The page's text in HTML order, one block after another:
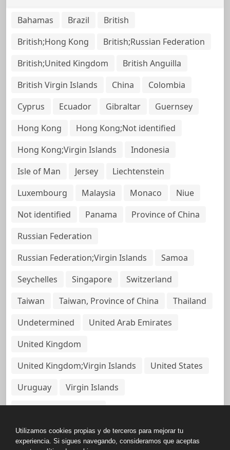
Bahamas Brazil
British
British;Hong Kong
British;Russian Federation
British;United Kingdom
British Anguilla
British Virgin Islands
China
Colombia
Cyprus
Ecuador Gibraltar
Guernsey
Hong Kong
Hong Kong;Not identified
Hong Kong;Virgin Islands
Indonesia
Isle of Man
Jersey
Liechtenstein
Luxembourg
Malaysia Monaco
Niue
Not identified
Panama
Province of China
Russian Federation
Russian Federation;Virgin Islands
Samoa
Seychelles
Singapore
Switzerland
Taiwan
Taiwan, Province of China
Thailand
Undetermined
United Arab Emirates
United Kingdom
United Kingdom;Virgin Islands
United States
Uruguay
Virgin Islands
Virgin Islands, British
Utilizamos cookies propias y de terceros para mejorar tu
experiencia. Si sigues navegando, consideramos que aceptas